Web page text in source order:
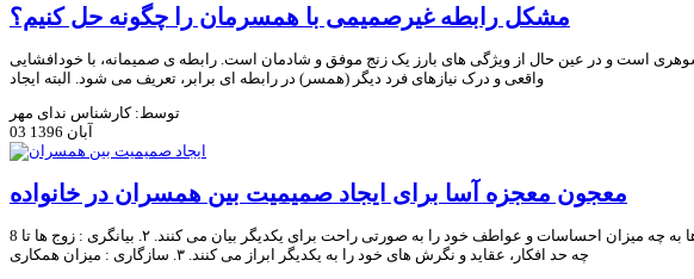
مشکل رابطه غیرصمیمی با همسرمان را چگونه حل کنیم؟
است و در عین حال از ویژگی های بارز یک زنج موفق و شادمان است. رابطه ی صمیمانه، با خودافشایی
واقعی و درک نیازهای فرد دیگر (همسر) در رابطه ای برابر، تعریف می شود. البته ایجاد
توسط: کارشناس ندای مهر
03 آبان 1396
معجون معجزه آسا برای ایجاد صمیمیت بین همسران در خانواده
8 عامل اصلی برای ایجاد رابطه عاشقانه با همسر ارینگ (۱۹۸۰) صمیمیت در روابط زوج ها را ترکیبی از هشت عنصر زیر میداند. ۱. عاطفه : زوج ها به چه میزان احساسات و عواطف خود را به صورتی راحت برای یکدیگر بیان می کنند. ۲. بیانگری : زوج ها تا
چه حد افکار، عقاید و نگرش های خود را به یکدیگر ابراز می کنند. ۳. سازگاری : میزان همکاری